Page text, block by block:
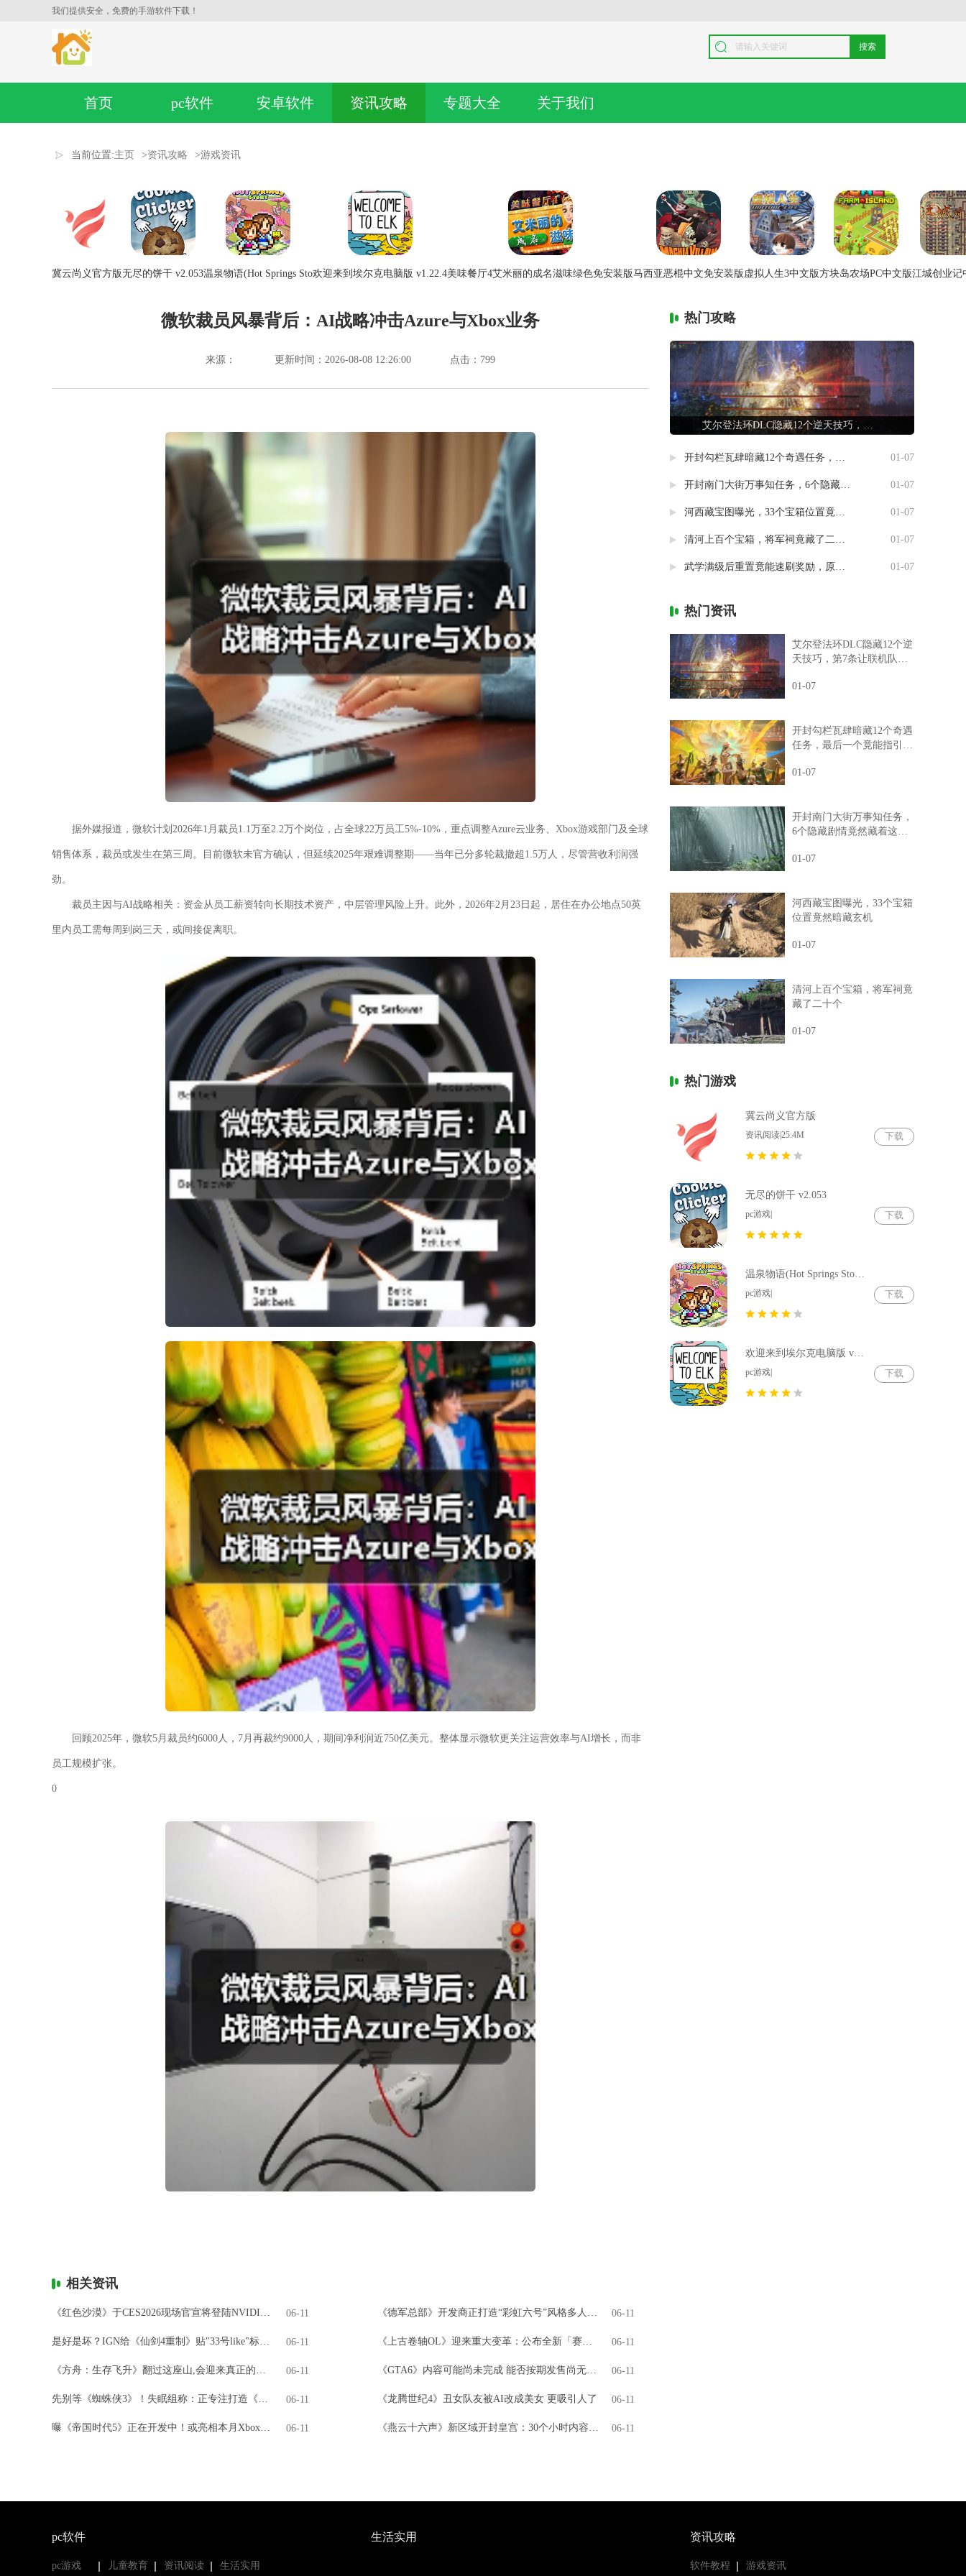
我们提供安全，免费的手游软件下载！
搜索
首页 pc软件 安卓软件 资讯攻略 专题大全 关于我们
当前位置:主页 >资讯攻略 >游戏资讯
冀云尚义官方版无尽的饼干 v2.053温泉物语(Hot Springs Sto欢迎来到埃尔克电脑版 v1.22.4美味餐厅4艾米丽的成名滋味绿色免安装版马西亚恶棍中文免安装版 虚拟人生3中文版方块岛农场PC中文版江城创业记
微软裁员风暴背后：AI战略冲击Azure与Xbox业务
来源： 更新时间：2026-08-08 12:26:00 点击： 799
据外媒报道，微软计划2026年1月裁员1.1万至2.2万个岗位，占全球22万员工5%-10%，重点调整Azure云业务、Xbox游戏部门及全球
销售体系，裁员或发生在第三周。目前微软未官方确认，但延续2025年艰难调整期——当年已分多轮裁撤超1.5万人，尽管营收利润强
劲。
裁员主因与AI战略相关：资金从员工薪资转向长期技术资产，中层管理风险上升。此外，2026年2月23日起，居住在办公地点50英
里内员工需每周到岗三天，或间接促离职。
回顾2025年，微软5月裁员约6000人，7月再裁约9000人，期间净利润近750亿美元。整体显示微软更关注运营效率与AI增长，而非
员工规模扩张。
0
相关资讯
《红色沙漠》于CES2026现场官宣将登陆NVIDIA GeForce NOW 06-11 《德军总部》开发商正打造“彩虹六号”风格多人游戏 06-11
是好是坏？IGN给《仙剑4重制》贴"33号like"标签引热议 06-11 《上古卷轴OL》迎来重大变革：公布全新「赛季」模式，引领全新时代 06-11
《方舟：生存飞升》翻过这座山,会迎来真正的飞升吗? 06-11 《GTA6》内容可能尚未完成 能否按期发售尚无定论 06-11
先别等《蜘蛛侠3》！失眠组称：正专注打造《金刚狼》 06-11 《龙腾世纪4》丑女队友被AI改成美女 更吸引人了 06-11
曝《帝国时代5》正在开发中！或亮相本月Xbox直面会 06-11 《燕云十六声》新区域开封皇宫：30个小时内容 NPC超3000人 06-11
热门攻略
艾尔登法环DLC隐藏12个逆天技巧，第7条让联机队友惊掉下巴
开封勾栏瓦肆暗藏12个奇遇任务，最后一个竟能指引人生方向 01-07
开封南门大街万事知任务，6个隐藏剧情竟然藏着这样的秘密 01-07
河西藏宝图曝光，33个宝箱位置竟然暗藏玄机 01-07
清河上百个宝箱，将军祠竟藏了二十个 01-07
武学满级后重置竟能速刷奖励，原来流派挑战有这种捷径 01-07
热门资讯
艾尔登法环DLC隐藏12个逆
天技巧，第7条让联机队友
01-07
开封勾栏瓦肆暗藏12个奇遇
任务，最后一个竟能指引人
01-07
开封南门大街万事知任务，
6个隐藏剧情竟然藏着这样
01-07
河西藏宝图曝光，33个宝箱
位置竟然暗藏玄机
01-07
清河上百个宝箱，将军祠竟
藏了二十个
01-07
热门游戏
冀云尚义官方版
资讯阅读|25.4M 下载
无尽的饼干 v2.053
pc游戏| 下载
温泉物语(Hot Springs Story) v2.79
pc游戏| 下载
欢迎来到埃尔克电脑版 v1.22.4
pc游戏| 下载
pc软件
pc游戏 儿童教育 资讯阅读 生活实用
生活实用 资讯攻略
软件教程 游戏资讯